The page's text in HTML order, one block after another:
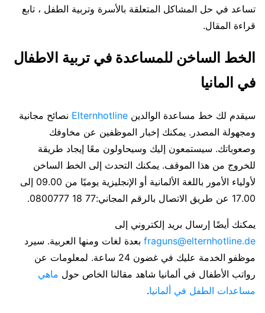
تساعد في حل المشاكل المتعلقة بالأسرة وتربية الطفل ، تابع
قراءة المقال.
الخط الساخن للمساعدة في تربية الاطفال
في المانيا
سيقدم لك خط مساعدة الوالدين Elternhotline نصائح مجانية
ومجهولة المصدر. يمكنك إخبار الموظفين عن مخاوفك
وصعوباتك. سيستمعون إليك وسيحاولون معًا إيجاد طريقة
للخروج من هذا الموقف. يمكنك التحدث إلى الخط الساخن
لأولياء الأمور باللغة الألمانية أو الإنجليزية يوميًا من 09.00 إلى
17.00 عن طريق الاتصال بالرقم المجاني:77 18 0800777.
يمكنك أيضًا إرسال بريد إلكتروني إلى
fraguns@elternhotline.de بعدة لغات ومنها العربية. سيرد
موظفو الخدمة عليك في غضون 24 ساعة. لمعلومات عن
رواتب الأطفال في ألمانيا شاهد مقالنا الخاص حول ماهي
مساعدات الطفل في ألمانيا.